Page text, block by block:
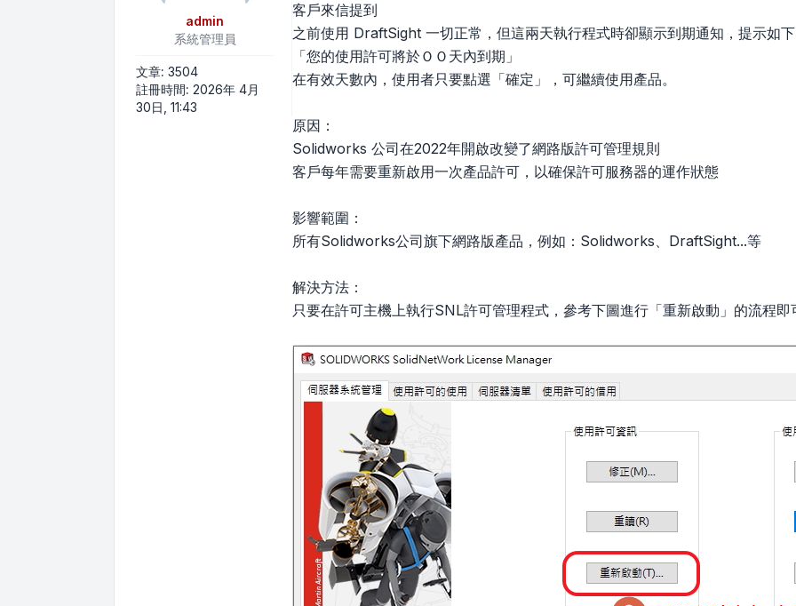
admin
系統管理員
文章: 3504
註冊時間: 2026年 4月
30日, 11:43
客戶來信提到
之前使用 DraftSight 一切正常，但這兩天執行程式時卻顯示到期通知，提示如
「您的使用許可將於ＯＯ天內到期」
在有效天數內，使用者只要點選「確定」，可繼續使用產品。
原因：
Solidworks 公司在2022年開啟改變了網路版許可管理規則
客戶每年需要重新啟用一次產品許可，以確保許可服務器的運作狀態
影響範圍：
所有Solidworks公司旗下網路版產品，例如：Solidworks、DraftSight...等
解決方法：
只要在許可主機上執行SNL許可管理程式，參考下圖進行「重新啟動」的流程即